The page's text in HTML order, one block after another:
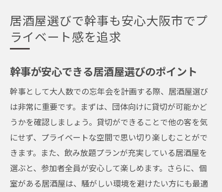
居酒屋選びで幹事も安心大阪市でプ
ライベート感を追求
幹事が安心できる居酒屋選びのポイント
幹事として大人数での忘年会を計画する際、居酒屋選び
は非常に重要です。まずは、団体向けに貸切が可能かど
うかを確認しましょう。貸切ができることで他の客を気
にせず、プライベートな空間で思い切り楽しむことがで
きます。また、飲み放題プランが充実している居酒屋を
選ぶと、参加者全員が安心して楽しめます。さらに、個
室がある居酒屋は、騒がしい環境を避けたい方にも最適